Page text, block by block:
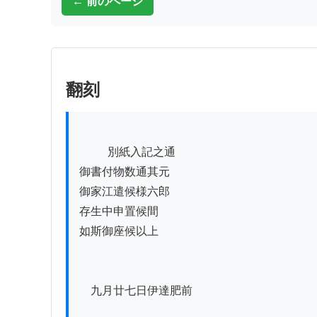
翻刻
御書付物数通其元
御家江遣候様六郎
存生中申置候間
如斯御座候以上
九月廿七日伊達肥前